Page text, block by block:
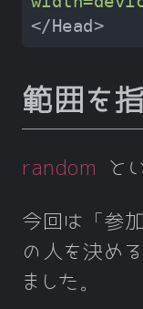
範囲を
random と
今回は「参
の人を決め
ました。